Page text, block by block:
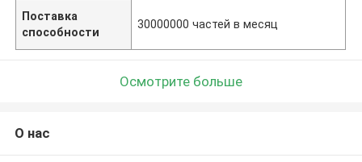
Поставка
способности
30000000 частей в месяц
Осмотрите больше
О нас